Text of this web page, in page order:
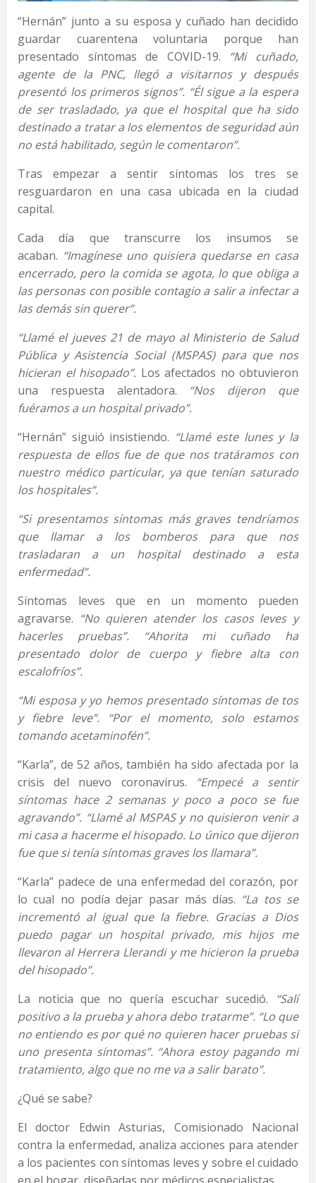
“Hernán” junto a su esposa y cuñado han decidido
guardar cuarentena voluntaria porque han
presentado síntomas de COVID-19. “Mi cuñado,
agente de la PNC, llegó a visitarnos y después
presentó los primeros signos”. “Él sigue a la espera
de ser trasladado, ya que el hospital que ha sido
destinado a tratar a los elementos de seguridad aún
no está habilitado, según le comentaron”.
Tras empezar a sentir síntomas los tres se
resguardaron en una casa ubicada en la ciudad
capital.
Cada día que transcurre los insumos se
acaban. “Imagínese uno quisiera quedarse en casa
encerrado, pero la comida se agota, lo que obliga a
las personas con posible contagio a salir a infectar a
las demás sin querer”.
“Llamé el jueves 21 de mayo al Ministerio de Salud
Pública y Asistencia Social (MSPAS) para que nos
hicieran el hisopado”. Los afectados no obtuvieron
una respuesta alentadora. “Nos dijeron que
fuéramos a un hospital privado”.
“Hernán” siguió insistiendo. “Llamé este lunes y la
respuesta de ellos fue de que nos tratáramos con
nuestro médico particular, ya que tenían saturado
los hospitales”.
“Si presentamos síntomas más graves tendríamos
que llamar a los bomberos para que nos
trasladaran a un hospital destinado a esta
enfermedad”.
Síntomas leves que en un momento pueden
agravarse. “No quieren atender los casos leves y
hacerles pruebas”. “Ahorita mi cuñado ha
presentado dolor de cuerpo y fiebre alta con
escalofríos”.
“Mi esposa y yo hemos presentado síntomas de tos
y fiebre leve”. “Por el momento, solo estamos
tomando acetaminofén”.
“Karla”, de 52 años, también ha sido afectada por la
crisis del nuevo coronavirus.
“Empecé a sentir
síntomas hace 2 semanas y poco a poco se fue
agravando”. “Llamé al MSPAS y no quisieron venir a
mi casa a hacerme el hisopado. Lo único que dijeron
fue que si tenía síntomas graves los llamara”.
“Karla” padece de una enfermedad del corazón, por
lo cual no podía dejar pasar más días. “La tos se
incrementó al igual que la fiebre. Gracias a Dios
puedo pagar un hospital privado, mis hijos me
llevaron al Herrera Llerandi y me hicieron la prueba
del hisopado”.
La noticia que no quería escuchar sucedió. “Salí
positivo a la prueba y ahora debo tratarme”. “Lo que
no entiendo es por qué no quieren hacer pruebas si
uno presenta síntomas”. “Ahora estoy pagando mi
tratamiento, algo que no me va a salir barato”.
¿Qué se sabe?
El doctor Edwin Asturias, Comisionado Nacional
contra la enfermedad, analiza acciones para atender
a los pacientes con síntomas leves y sobre el cuidado